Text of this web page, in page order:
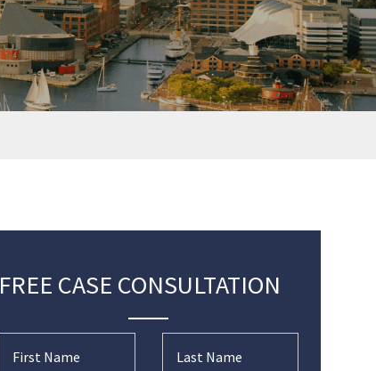
FREE CASE CONSULTATION